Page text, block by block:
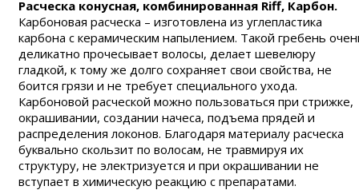
Расческа конусная, комбинированная Riff, Карбон.
Карбоновая расческа – изготовлена из углепластика
карбона с керамическим напылением. Такой гребень
деликатно прочесывает волосы, делает шевелюру
гладкой, к тому же долго сохраняет свои свойства, не
боится грязи и не требует специального ухода.
Карбоновой расческой можно пользоваться при стрижке,
окрашивании, создании начеса, подъема прядей и
распределения локонов. Благодаря материалу расческа
буквально скользит по волосам, не травмируя их
структуру, не электризуется и при окрашивании не
вступает в химическую реакцию с препаратами.